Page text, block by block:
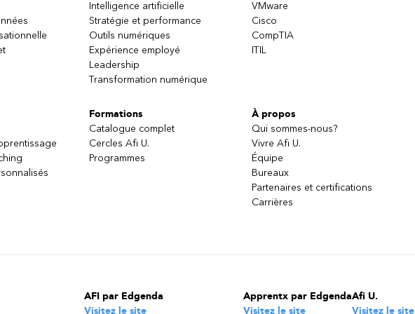
du client
grâce à un script client
Power Apps Component Framework
Apps Component Framework avec un module d'introduction sur les
ensuite comment construire un composant et travailler avec les
Framework.
Power Apps
à Office 365, Power Platform, et les composants Azure.
Intelligence artificielle
Stratégie et performance
Outils numériques
Expérience employé
Leadership
Transformation numérique
VMware
Cisco
CompTIA
ITIL
Formations
Catalogue complet
Cercles Afi U.
Programmes
À propos
Qui sommes-nous?
Vivre Afi U.
Équipe
Bureaux
Partenaires et certifications
Carrières
AFI par Edgenda
Visitez le site
Apprentx par Edgenda
Visitez le site
Afi U.
Visitez le site